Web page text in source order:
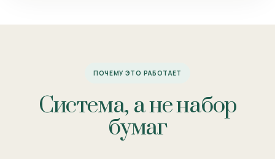
ПОЧЕМУ ЭТО РАБОТАЕТ
Система, а не набор
бумаг